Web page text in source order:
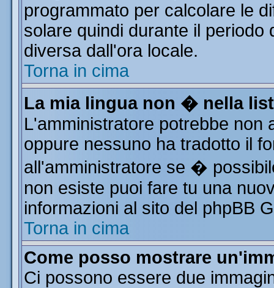
programmato per calcolare le
solare quindi durante il
diversa dall'ora locale.
Torna in cima
La mia lingua non � nella
L'amministratore potrebbe non
oppure nessuno ha tradotto il
all'amministratore se �
non esiste puoi fare tu una
informazioni al sito del phpBB
Torna in cima
Come posso mostrare
Ci possono essere due